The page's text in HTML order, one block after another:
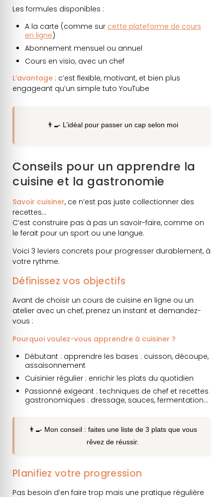
Les formules disponibles :
A la carte (comme sur cette plateforme de cours
en ligne)
Abonnement mensuel ou annuel
Cours en visio, avec un chef
L’avantage : c’est flexible, motivant, et bien plus
engageant qu’un simple tuto YouTube
👨‍🍳 L’idéal pour passer un cap selon moi
Conseils pour un apprendre la
cuisine et la gastronomie
Savoir cuisiner, ce n’est pas juste collectionner des
recettes…
C’est construire pas à pas un savoir-faire, comme on
le ferait pour un sport ou une langue.
Voici 3 leviers concrets pour progresser durablement, à
votre rythme.
Définissez vos objectifs
Avant de choisir un cours de cuisine en ligne ou un
atelier avec un chef, prenez un instant et demandez-
vous :
Pourquoi voulez-vous apprendre à cuisiner ?
Débutant : apprendre les bases : cuisson, découpe,
assaisonnement
Cuisinier régulier : enrichir les plats du quotidien
Passionné exigeant : techniques de chef et recettes
gastronomiques : dressage, sauces, fermentation…
👨‍🍳 Mon conseil : faites une liste de 3 plats que vous
rêvez de réussir.
Planifiez votre progression
Pas besoin d’en faire trop mais une pratique régulière